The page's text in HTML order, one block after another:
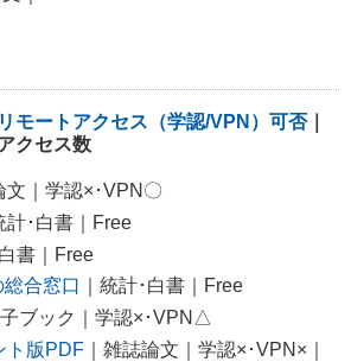
リモートアクセス（学認/VPN）可否｜
クセス数
文｜学認×･VPN〇
計･白書｜Free
書｜Free
合窓口
｜統計･白書｜Free
ブック｜学認×･VPN△
ト版PDF ｜雑誌論文｜学認×･VPN×｜